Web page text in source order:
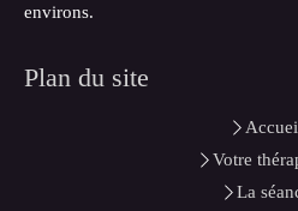
environs.
Plan du site
Votre
La